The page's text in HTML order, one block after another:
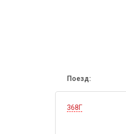
Поезд:
368Г